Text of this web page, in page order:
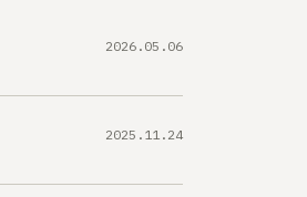
2026.05.06
2025.11.24